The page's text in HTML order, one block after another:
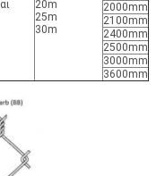
20m
25m
30m
2000mm
2100mm
2400mm
2500mm
3000mm
3600mm